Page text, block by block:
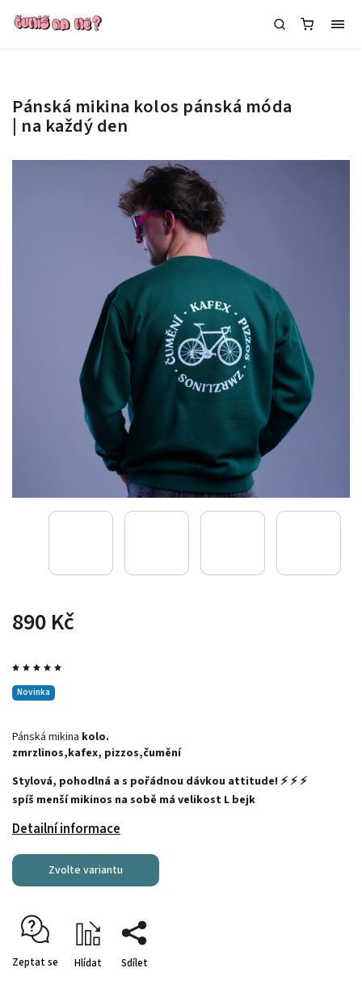
Pánská mikina kolos pánská móda
| na každý den
890 Kč
Novinka
Pánská mikina kolo.
zmrzlinos,kafex, pizzos,čumění
Stylová, pohodlná a s pořádnou dávkou attitude! ⚡ ⚡ ⚡
spíš menší mikinos na sobě má velikost L bejk
Detailní informace
Zvolte variantu
Zeptat se Hlídat Sdílet